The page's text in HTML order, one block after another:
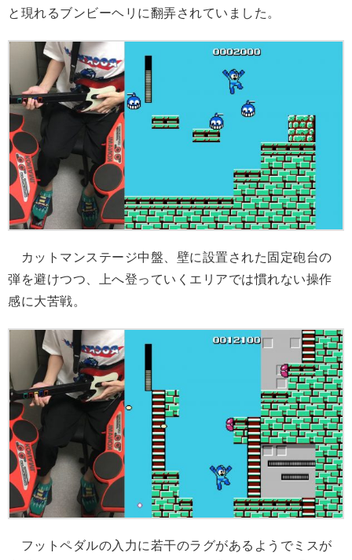
と現れるブンビーヘリに翻弄されていました。
カットマンステージ中盤、壁に設置された固定砲台の
弾を避けつつ、上へ登っていくエリアでは慣れない操作
感に大苦戦。
フットペダルの入力に若干のラグがあるようでミスが